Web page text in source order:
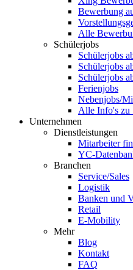
Bewerbung
Alle
Schülerjobs
Schülerjobs
Schülerjobs
Schülerjobs
Ferienjobs
Nebenjobs/
Alle Info's zu
Unternehmen
Dienstleistungen
Mitarbeiter
YC-
Branchen
Service/Sales
Logistik
Banken und
Retail
E-Mobility
Mehr
Blog
Kontakt
FAQ